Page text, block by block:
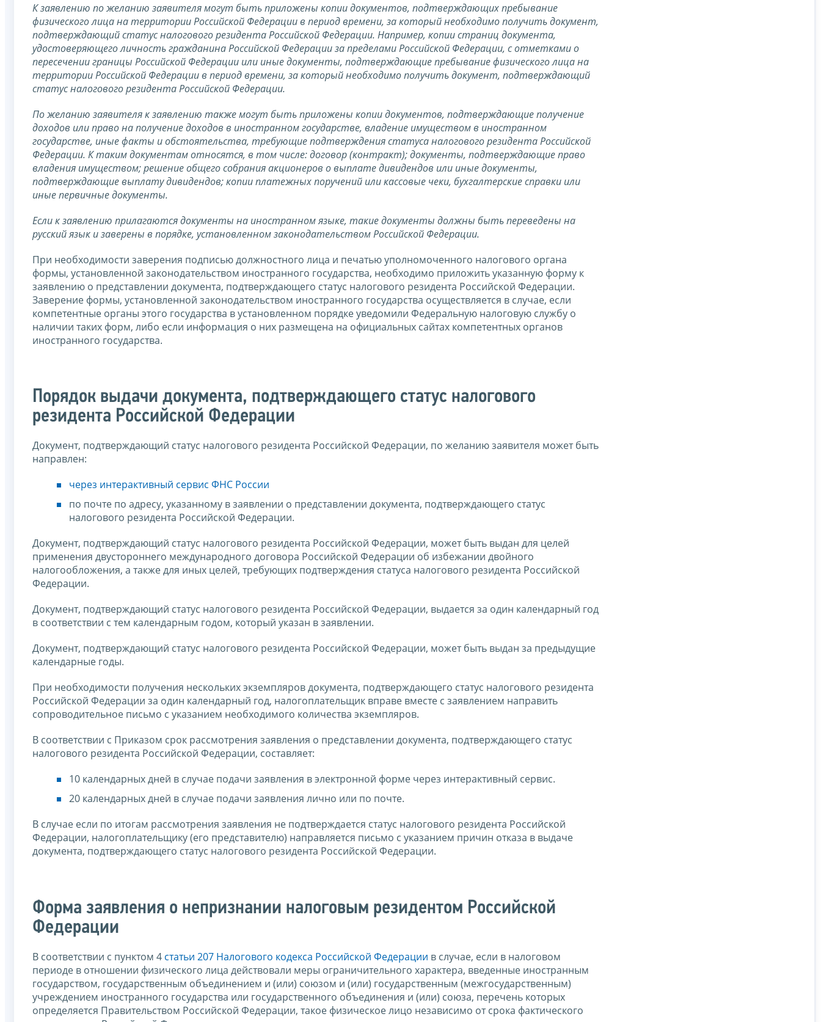
К заявлению по желанию заявителя могут быть приложены копии документов, подтверждающих пребывание
физического лица на территории Российской Федерации в период времени, за который необходимо получить документ,
подтверждающий статус налогового резидента Российской Федерации. Например, копии страниц документа,
удостоверяющего личность гражданина Российской Федерации за пределами Российской Федерации, с отметками о
пересечении границы Российской Федерации или иные документы, подтверждающие пребывание физического лица на
территории Российской Федерации в период времени, за который необходимо получить документ, подтверждающий
статус налогового резидента Российской Федерации.
По желанию заявителя к заявлению также могут быть приложены копии документов, подтверждающие получение
доходов или право на получение доходов в иностранном государстве, владение имуществом в иностранном
государстве, иные факты и обстоятельства, требующие подтверждения статуса налогового резидента Российской
Федерации. К таким документам относятся, в том числе: договор (контракт); документы, подтверждающие право
владения имуществом; решение общего собрания акционеров о выплате дивидендов или иные документы,
подтверждающие выплату дивидендов; копии платежных поручений или кассовые чеки, бухгалтерские справки или
иные первичные документы.
Если к заявлению прилагаются документы на иностранном языке, такие документы должны быть переведены на
русский язык и заверены в порядке, установленном законодательством Российской Федерации.
При необходимости заверения подписью должностного лица и печатью уполномоченного налогового органа
формы, установленной законодательством иностранного государства, необходимо приложить указанную форму к
заявлению о представлении документа, подтверждающего статус налогового резидента Российской Федерации.
Заверение формы, установленной законодательством иностранного государства осуществляется в случае, если
компетентные органы этого государства в установленном порядке уведомили Федеральную налоговую службу о
наличии таких форм, либо если информация о них размещена на официальных сайтах компетентных органов
иностранного государства.
Порядок выдачи документа, подтверждающего статус налогового
резидента Российской Федерации
Документ, подтверждающий статус налогового резидента Российской Федерации, по желанию заявителя может быть
направлен:
через интерактивный сервис ФНС России
по почте по адресу, указанному в заявлении о представлении документа, подтверждающего статус
налогового резидента Российской Федерации.
Документ, подтверждающий статус налогового резидента Российской Федерации, может быть выдан для целей
применения двустороннего международного договора Российской Федерации об избежании двойного
налогообложения, а также для иных целей, требующих подтверждения статуса налогового резидента Российской
Федерации.
Документ, подтверждающий статус налогового резидента Российской Федерации, выдается за один календарный год
в соответствии с тем календарным годом, который указан в заявлении.
Документ, подтверждающий статус налогового резидента Российской Федерации, может быть выдан за предыдущие
календарные годы.
При необходимости получения нескольких экземпляров документа, подтверждающего статус налогового резидента
Российской Федерации за один календарный год, налогоплательщик вправе вместе с заявлением направить
сопроводительное письмо с указанием необходимого количества экземпляров.
В соответствии с Приказом срок рассмотрения заявления о представлении документа, подтверждающего статус
налогового резидента Российской Федерации, составляет:
10 календарных дней в случае подачи заявления в электронной форме через интерактивный сервис.
20 календарных дней в случае подачи заявления лично или по почте.
В случае если по итогам рассмотрения заявления не подтверждается статус налогового резидента Российской
Федерации, налогоплательщику (его представителю) направляется письмо с указанием причин отказа в выдаче
документа, подтверждающего статус налогового резидента Российской Федерации.
Форма заявления о непризнании налоговым резидентом Российской
Федерации
В соответствии с пунктом 4 статьи 207 Налогового кодекса Российской Федерации в случае, если в налоговом
периоде в отношении физического лица действовали меры ограничительного характера, введенные иностранным
государством, государственным объединением и (или) союзом и (или) государственным (межгосударственным)
учреждением иностранного государства или государственного объединения и (или) союза, перечень которых
определяется Правительством Российской Федерации, такое физическое лицо независимо от срока фактического